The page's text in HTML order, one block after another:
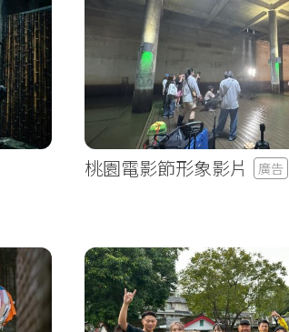
桃園電影節形象影片 廣告